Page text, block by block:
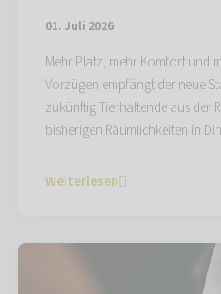
01. Juli 2026
Mehr Platz, mehr Komfort und
Vorzügen empfängt der neue
zukünftig Tierhaltende aus der
bisherigen Räumlichkeiten in
Weiterlesen